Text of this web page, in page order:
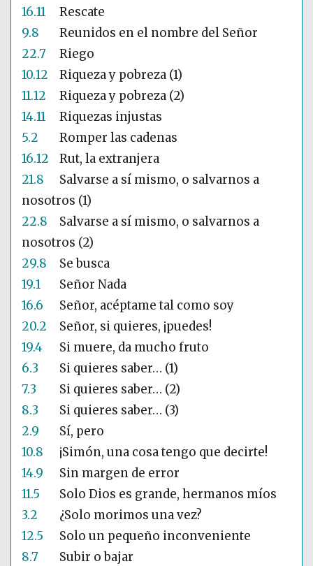
16.11
Rescate
9.8
Reunidos en el nombre del Señor
22.7
Riego
10.12
Riqueza y pobreza (1)
11.12
Riqueza y pobreza (2)
14.11
Riquezas injustas
5.2
Romper las cadenas
16.12
Rut, la extranjera
21.8
Salvarse a sí mismo, o salvarnos a
nosotros (1)
22.8
Salvarse a sí mismo, o salvarnos a
nosotros (2)
29.8
Se busca
19.1
Señor Nada
16.6
Señor, acéptame tal como soy
20.2
Señor, si quieres, ¡puedes!
19.4
Si muere, da mucho fruto
6.3
Si quieres saber… (1)
7.3
Si quieres saber… (2)
8.3
Si quieres saber… (3)
2.9
Sí, pero
10.8
¡Simón, una cosa tengo que decirte!
14.9
Sin margen de error
11.5
Solo Dios es grande, hermanos míos
3.2
¿Solo morimos una vez?
12.5
Solo un pequeño inconveniente
8.7
Subir o bajar